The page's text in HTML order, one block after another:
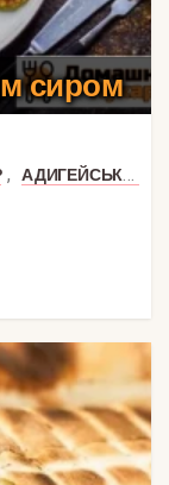
сиром
,
АДИГЕЙСЬКИЙ СИР